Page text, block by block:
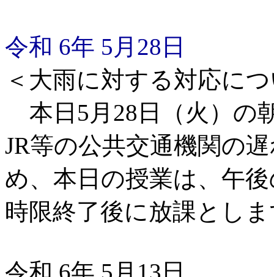
令和 6年 5月28日
＜大雨に対する対応に
本日5月28日（火）の
JR等の公共交通機関の
め、本日の授業は、午
時限終了後に放課とし